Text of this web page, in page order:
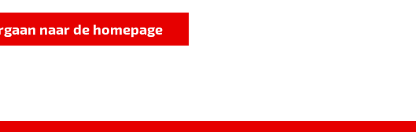
naar de homepage